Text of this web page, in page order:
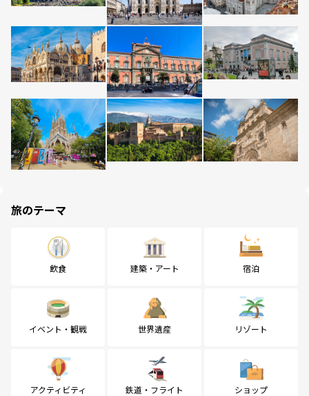
旅のテーマ
飲食 建築・アート 宿泊
イベント・観戦 世界遺産 リゾート
アクティビティ 鉄道・フライト ショップ